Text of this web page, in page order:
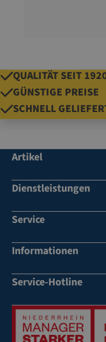
QUALITÄT SEIT
GÜNSTIGE PREISE
SCHNELL
Artikel
Dienstleistungen
Service
Informationen
Service-Hotline